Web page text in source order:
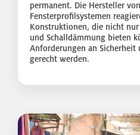
permanent. Die Hersteller
Fensterprofilsystemen
Konstruktionen, die nicht nur
und Schalldämmung bieten
Anforderungen an Sicherheit
gerecht werden.